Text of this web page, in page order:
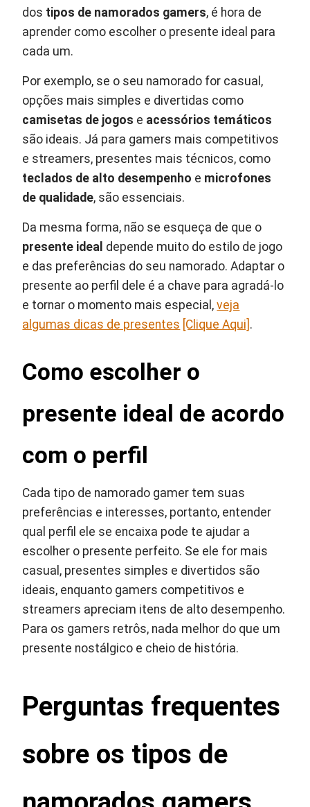
dos tipos de namorados gamers, é hora de
aprender como escolher o presente ideal para
cada um.
Por exemplo, se o seu namorado for casual,
opções mais simples e divertidas como
camisetas de jogos e acessórios temáticos
são ideais. Já para gamers mais competitivos
e streamers, presentes mais técnicos, como
teclados de alto desempenho e microfones
de qualidade, são essenciais.
Da mesma forma, não se esqueça de que o
presente ideal depende muito do estilo de jogo
e das preferências do seu namorado. Adaptar o
presente ao perfil dele é a chave para agradá-lo
e tornar o momento mais especial,veja
algumas dicas de presentes [Clique Aqui] .
Como escolher o
presente ideal de acordo
com o perfil
Cada tipo de namorado gamer tem suas
preferências e interesses, portanto, entender
qual perfil ele se encaixa pode te ajudar a
escolher o presente perfeito. Se ele for mais
casual, presentes simples e divertidos são
ideais, enquanto gamers competitivos e
streamers apreciam itens de alto desempenho.
Para os gamers retrôs, nada melhor do que um
presente nostálgico e cheio de história.
Perguntas frequentes
sobre os tipos de